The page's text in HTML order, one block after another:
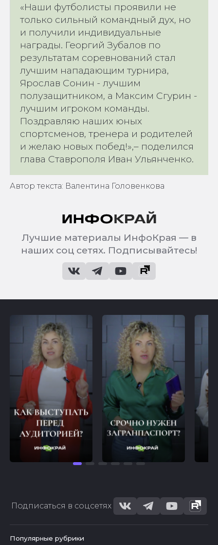
«Наши футболисты проявили не
только сильный командный дух, но
и получили индивидуальные
награды. Георгий Зубалов по
результатам соревнований стал
лучшим нападающим турнира,
Ярослав Сонин - лучшим
полузащитником, а Максим Сгурин -
лучшим игроком команды.
Поздравляю наших юных
спортсменов, тренера и родителей
и желаю новых побед!»,– поделился
глава Ставрополя Иван Ульянченко.
Автор текста: Валентина Головенкова
Лучшие материалы ИнфоКрая — в
наших соц сетях. Подписывайтесь!
Подписаться в соцсетях
Популярные рубрики